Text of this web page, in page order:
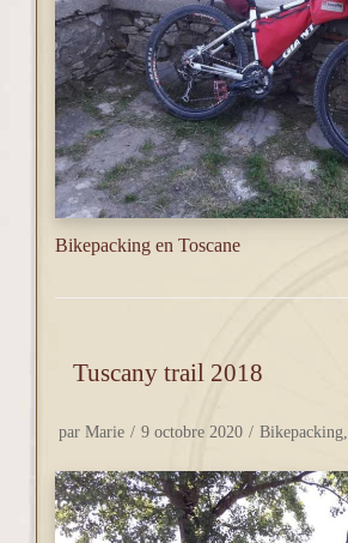
Bikepacking en Toscane
Tuscany trail 2018
par Marie 9 octobre 2020 Bikepacking,